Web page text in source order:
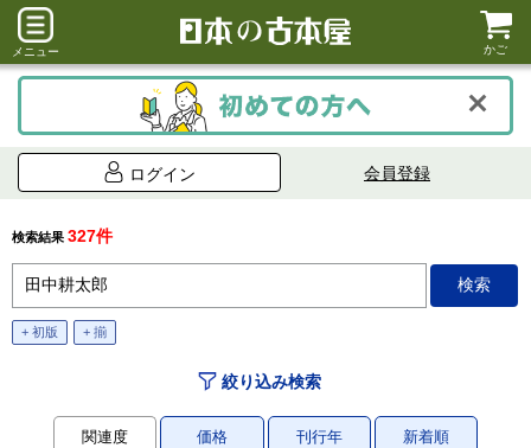
メニュー かご
ログイン 会員登録
検索結果 327件
+ 初版 + 揃
絞り込み検索
関連度 価格 刊行年 新着順